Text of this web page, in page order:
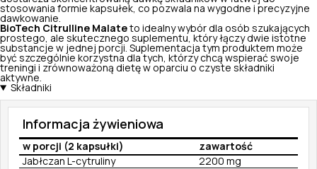
stosowania formie kapsułek, co pozwala na wygodne i precyzyjne
dawkowanie.
BioTech Citrulline Malate to idealny wybór dla osób szukających
prostego, ale skutecznego suplementu, który łączy dwie istotne
substancje w jednej porcji. Suplementacja tym produktem może
być szczególnie korzystna dla tych, którzy chcą wspierać swoje
treningi i zrównoważoną dietę w oparciu o czyste składniki
aktywne.
Składniki
Informacja żywieniowa
w porcji (2 kapsułki)
zawartość
Jabłczan L-cytruliny
2200 mg